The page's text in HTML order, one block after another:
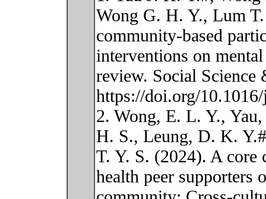
Wong G. H. Y., Lum
community-based
interventions on
review. Social Science
https://doi.org/
2. Wong, E. L. Y.,
H. S., Leung, D. K.
T. Y. S. (2024). A core
health peer supporters